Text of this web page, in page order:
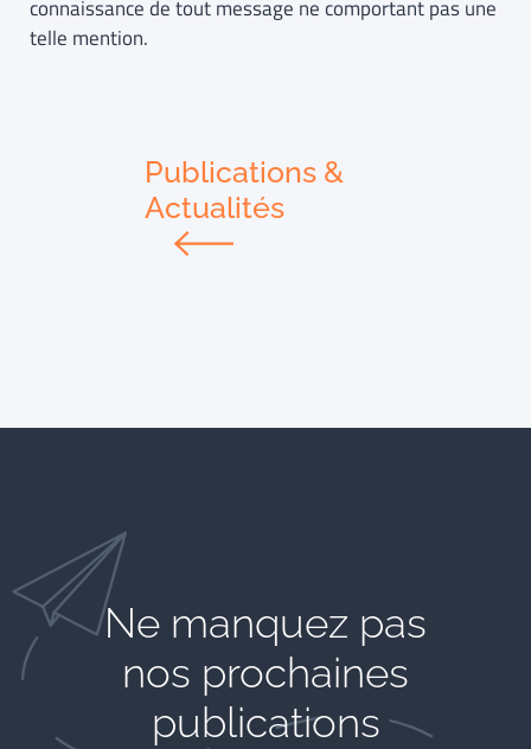
connaissance de tout message ne comportant pas une
telle mention.
Publications &
Actualités
Ne manquez pas
nos prochaines
publications